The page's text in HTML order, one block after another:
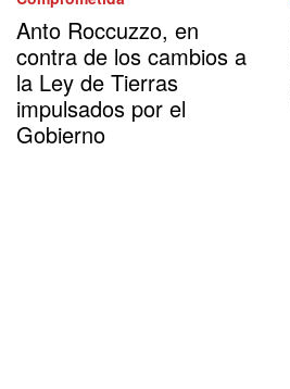
Anto Roccuzzo, en
contra de los cambios a
la Ley de Tierras
impulsados por el
Gobierno